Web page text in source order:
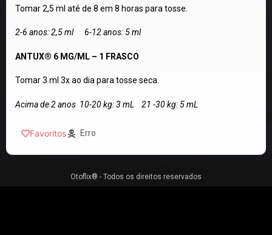
Tomar 2,5 ml até de 8 em 8 horas para tosse.
2-6 anos: 2,5 ml 6-12 anos: 5 ml
ANTUX® 6 MG/ML – 1 FRASCO
Tomar 3 ml 3x ao dia para tosse seca.
Acima de 2 anos 10-20 kg: 3 mL 21 -30 kg: 5 mL
Erro
Favoritos
Otoflix® - Todos os direitos reservados